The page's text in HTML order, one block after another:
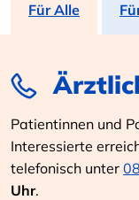
Für Alle
Patientinnen und
Interessierte
telefonisch unter
Uhr.